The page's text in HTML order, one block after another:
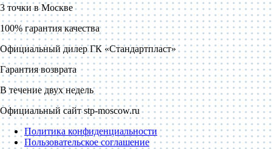
3 точки в Москве
100% гарантия качества
Официальный дилер ГК «Стандартпласт»
Гарантия возврата
В течение двух недель
Официальный сайт stp-moscow.ru
Политика конфиденциальности
Пользовательское соглашение